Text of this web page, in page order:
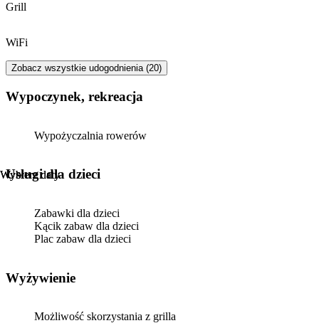
Wybierz daty
Wybierz daty
Grill
WiFi
Zobacz wszystkie udogodnienia (20)
Wypoczynek, rekreacja
Wypożyczalnia rowerów
usługi dla dzieci
Zabawki dla dzieci
Kącik zabaw dla dzieci
Plac zabaw dla dzieci
Wyżywienie
Możliwość skorzystania z grilla